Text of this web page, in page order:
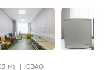
м) ЮЗАО